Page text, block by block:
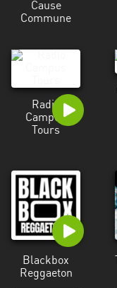
Cause
Commune
Radio
Campus
Tours
Blackbox
Reggaeton